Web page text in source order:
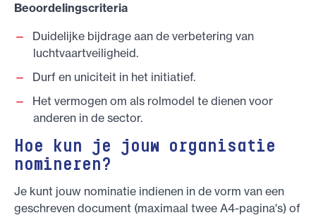
Beoordelingscriteria
Duidelijke bijdrage aan de verbetering van
luchtvaartveiligheid.
Durf en uniciteit in het initiatief.
Het vermogen om als rolmodel te dienen voor
anderen in de sector.
Hoe kun je jouw organisatie
nomineren?
Je kunt jouw nominatie indienen in de vorm van een
geschreven document (maximaal twee A4-pagina's) of